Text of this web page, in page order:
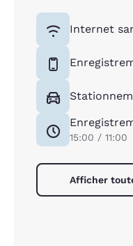
Internet
15:00 / 11:00
Afficher